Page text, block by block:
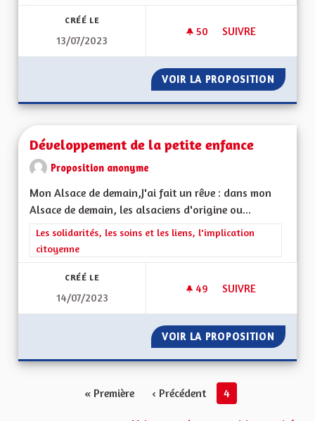
CRÉÉ LE
13/07/2023
50 50 ABONNÉS
SUIVRE
VOIR LA PROPOSITION
Développement de la petite enfance
Proposition anonyme
Mon Alsace de demain,J'ai fait un rêve : dans mon
Alsace de demain, les alsaciens d'origine ou...
Filtrer les résultats de la catégorie : Les solidarités, les soins
Les solidarités, les soins et les liens, l'implication
citoyenne
CRÉÉ LE
14/07/2023
49 49 ABONNÉS
SUIVRE
VOIR LA PROPOSITION
« Première ‹ Précédent 4